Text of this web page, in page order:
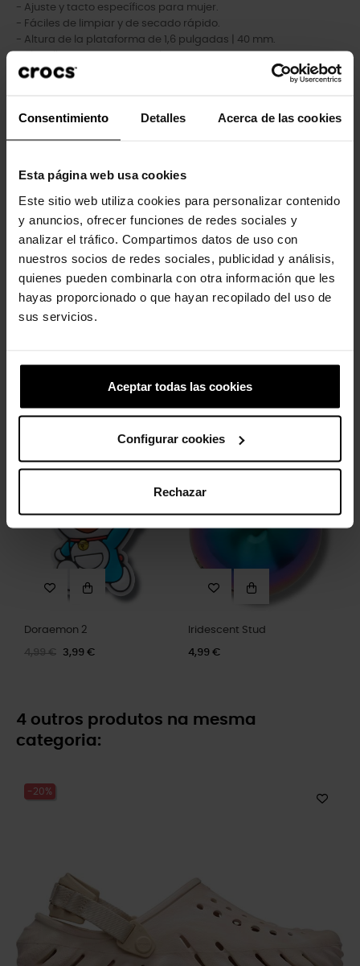
Consentimiento Detalles Acerca de las cookies
Esta página web usa cookies
Este sitio web utiliza cookies para personalizar contenido
y anuncios, ofrecer funciones de redes sociales y
analizar el tráfico. Compartimos datos de uso con
nuestros socios de redes sociales, publicidad y análisis,
quienes pueden combinarla con otra información que les
hayas proporcionado o que hayan recopilado del uso de
sus servicios.
Aceptar todas las cookies
Configurar cookies
Rechazar
- Ajuste y tacto específicos para mujer.
- Fáciles de limpiar y de secado rápido.
- Altura de la plataforma de 1,6 pulgadas | 40 mm.
duradera.
grados.
Clientes que compraram este
produto também compraram:
Doraemon 2
4,99 € 3,99 €
Iridescent Stud
4,99 €
4 outros produtos na mesma
categoria:
-20%